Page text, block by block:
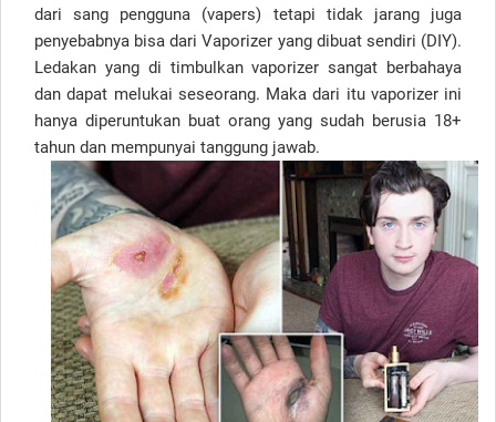
dari sang pengguna (vapers) tetapi tidak jarang juga
penyebabnya bisa dari Vaporizer yang dibuat sendiri (DIY).
Ledakan yang di timbulkan vaporizer sangat berbahaya
dan dapat melukai seseorang. Maka dari itu vaporizer ini
hanya diperuntukan buat orang yang sudah berusia 18+
tahun dan mempunyai tanggung jawab.